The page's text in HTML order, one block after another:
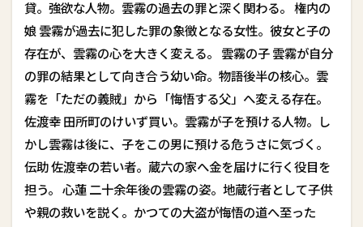
貸。強欲な人物。雲霧の過去の罪と深く関わる。 権内の
娘 雲霧が過去に犯した罪の象徴となる女性。彼女と子の
存在が、雲霧の心を大きく変える。 雲霧の子 雲霧が自分
の罪の結果として向き合う幼い命。物語後半の核心。雲
霧を「ただの義賊」から「悔悟する父」へ変える存在。
佐渡幸 田所町のけいず買い。雲霧が子を預ける人物。し
かし雲霧は後に、子をこの男に預ける危うさに気づく。
伝助 佐渡幸の若い者。蔵六の家へ金を届けに行く役目を
担う。 心蓮 二十余年後の雲霧の姿。地蔵行者として子供
や親の救いを説く。かつての大盗が悔悟の道へ至った